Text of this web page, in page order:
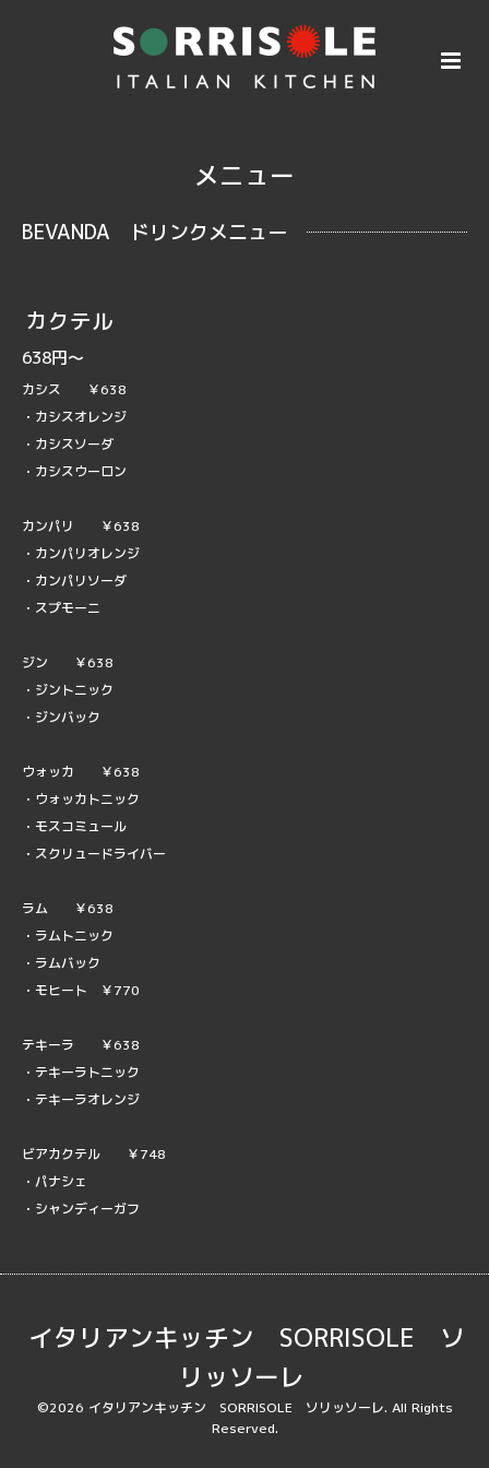
メニュー
BEVANDA ドリンクメニュー
カクテル
638円～
カシス ￥638
・カシスオレンジ
・カシスソーダ
・カシスウーロン
カンパリ ￥638
・カンパリオレンジ
・カンパリソーダ
・スプモーニ
ジン ￥638
・ジントニック
・ジンバック
ウォッカ ￥638
・ウォッカトニック
・モスコミュール
・スクリュードライバー
ラム ￥638
・ラムトニック
・ラムバック
・モヒート ￥770
テキーラ ￥638
・テキーラトニック
・テキーラオレンジ
ビアカクテル ￥748
・パナシェ
・シャンディーガフ
イタリアンキッチン SORRISOLE ソ
リッソーレ
©2026 イタリアンキッチン SORRISOLE ソリッソーレ. All Rights
Reserved.